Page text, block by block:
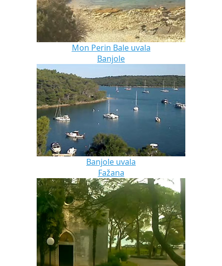
Mon Perin Bale uvala
Banjole
Banjole uvala
Fažana